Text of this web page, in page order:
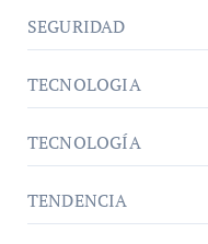
SEGURIDAD
TECNOLOGIA
TECNOLOGÍA
TENDENCIA